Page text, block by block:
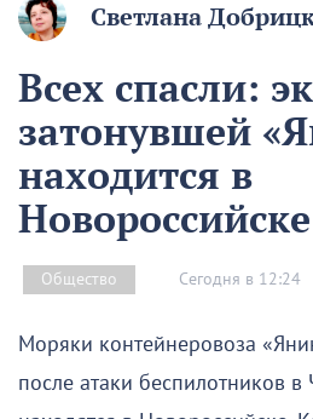
Светлана
Всех спасли:
затонувшей
находится в
Новороссийске
Общество Сегодня в 12:24
Моряки контейнеровоза
после атаки беспилотников